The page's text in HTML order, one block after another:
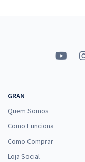
GRAN
Quem Somos
Como Funciona
Como Comprar
Loja Social